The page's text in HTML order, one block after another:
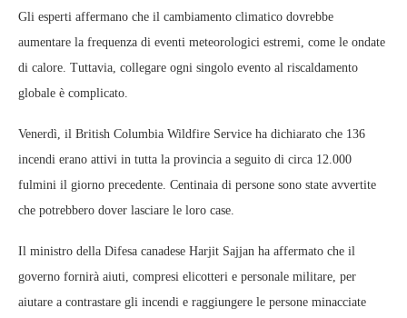
Gli esperti affermano che il cambiamento climatico dovrebbe
aumentare la frequenza di eventi meteorologici estremi, come le ondate
di calore. Tuttavia, collegare ogni singolo evento al riscaldamento
globale è complicato.
Venerdì, il British Columbia Wildfire Service ha dichiarato che 136
incendi erano attivi in ​​tutta la provincia a seguito di circa 12.000
fulmini il giorno precedente. Centinaia di persone sono state avvertite
che potrebbero dover lasciare le loro case.
Il ministro della Difesa canadese Harjit Sajjan ha affermato che il
governo fornirà aiuti, compresi elicotteri e personale militare, per
aiutare a contrastare gli incendi e raggiungere le persone minacciate